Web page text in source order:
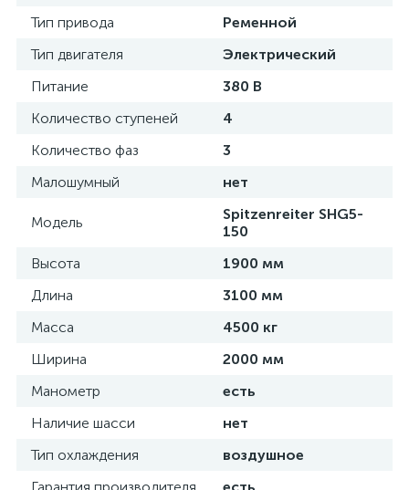
Тип привода
Ременной
Тип двигателя
Электрический
Питание
380 В
Количество ступеней
4
Количество фаз
3
Малошумный
нет
Модель
Spitzenreiter SHG5-
150
Высота
1900 мм
Длина
3100 мм
Масса
4500 кг
Ширина
2000 мм
Манометр
есть
Наличие шасси
нет
Тип охлаждения
воздушное